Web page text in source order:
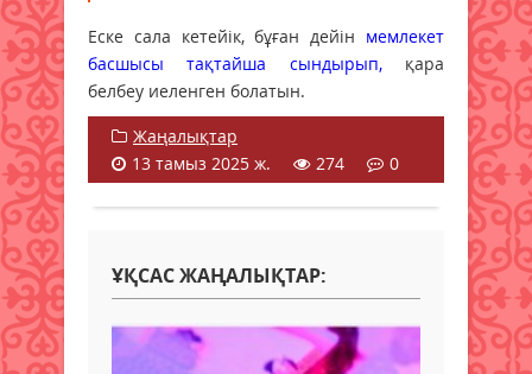
Еске сала кетейік, бұған дейін мемлекет
басшысы тақтайша сындырып,қара
белбеу иеленген болатын.
Жаңалықтар
13 тамыз 2025 ж.
274 0
ҰҚСАС ЖАҢАЛЫҚТАР: